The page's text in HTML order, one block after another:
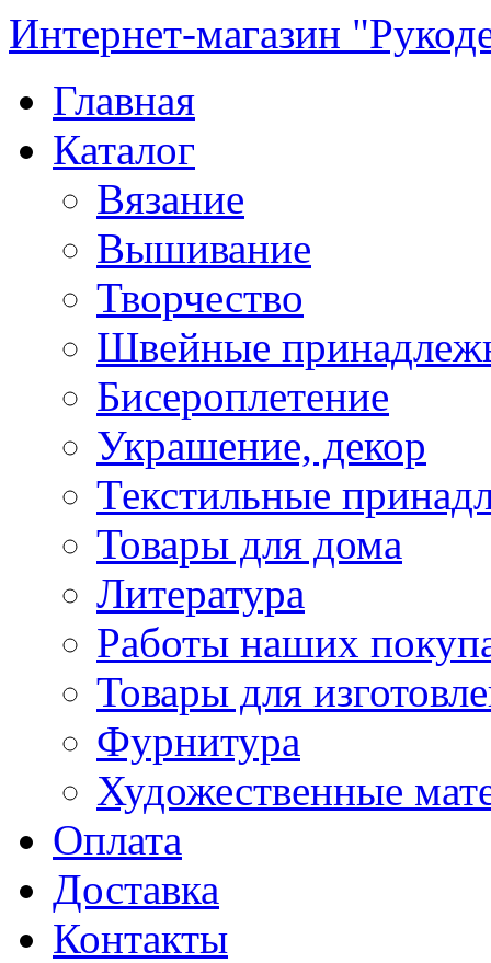
Интернет-магазин
Главная
Каталог
Вязание
Вышивание
Творчество
Швейные
Бисероплетение
Украшение, декор
Текстильные
Товары для дома
Литература
Работы наших
Товары для
Фурнитура
Художественные
Оплата
Доставка
Контакты